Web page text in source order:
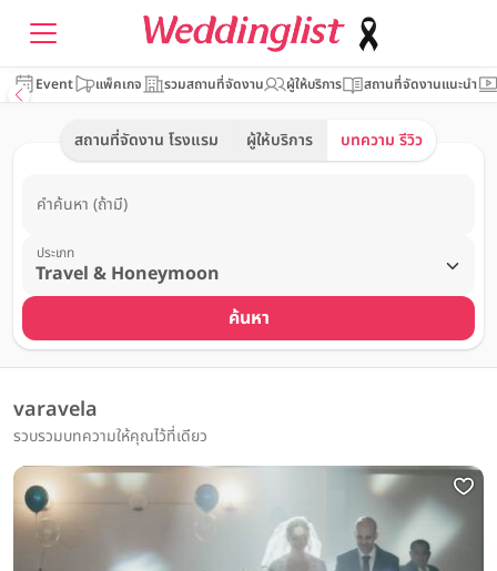
Event แพ็คเกจ รวมสถานที่จัดงาน ผู้ให้บริการ สถานที่จัดงานแนะนำ
สถานที่จัดงาน โรงแรม ผู้ให้บริการ บทความ รีวิว
คำค้นหา (ถ้ามี)
ประเภท
ค้นหา
varavela
รวบรวมบทความให้คุณไว้ที่เดียว